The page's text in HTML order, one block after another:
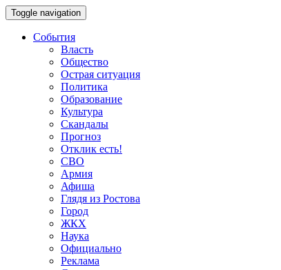
Toggle navigation
События
Власть
Общество
Острая ситуация
Политика
Образование
Культура
Скандалы
Прогноз
Отклик есть!
СВО
Армия
Афиша
Глядя из Ростова
Город
ЖКХ
Наука
Официально
Реклама